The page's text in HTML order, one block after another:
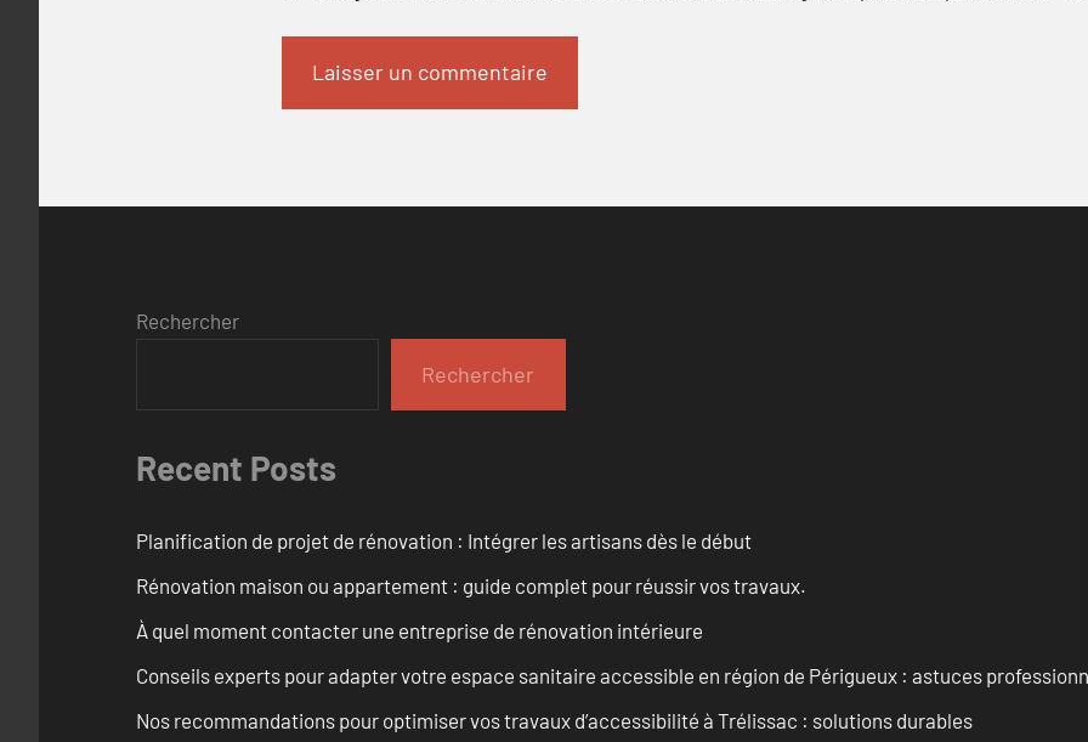
Rechercher
Rechercher
Recent Posts
Planification de projet de rénovation : Intégrer les artisans dès le début
Rénovation maison ou appartement : guide complet pour réussir vos travaux.
À quel moment contacter une entreprise de rénovation intérieure
Conseils experts pour adapter votre espace sanitaire accessible en région de Périgueux : astuces
Nos recommandations pour optimiser vos travaux d’accessibilité à Trélissac : solutions durables